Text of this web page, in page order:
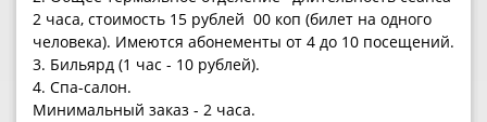
2 часа, стоимость 15 рублей 00 коп (билет на одного
человека). Имеются абонементы от 4 до 10 посещений.
3. Бильярд (1 час - 10 рублей).
4. Спа-салон.
Минимальный заказ - 2 часа.